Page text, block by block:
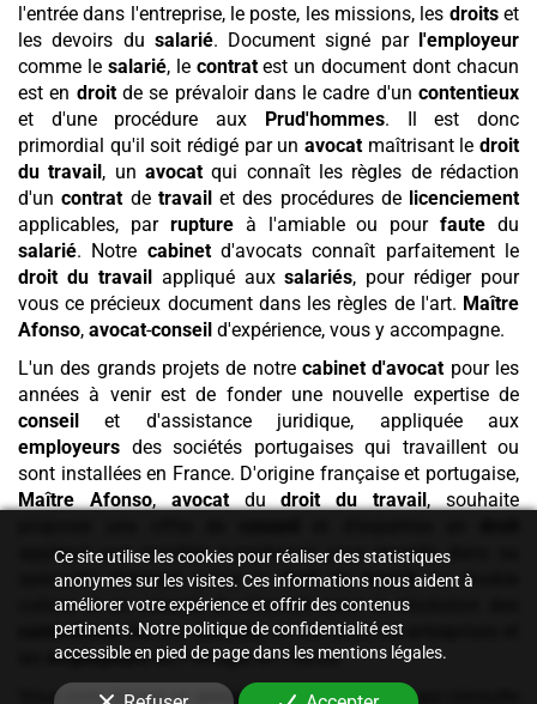
l'entrée dans l'entreprise, le poste, les missions, les droitset
les devoirs du salarié. Document signé par l'employeur
comme le salarié, le contratest un document dont chacun
est en droitde se prévaloir dans le cadre d'uncontentieux
et d'une procédure aux Prud'hommes. Il est donc
primordial qu'il soit rédigé par un avocat maîtrisant ledroit
du travail, unavocat qui connaît les règles de rédaction
d'uncontrat de travailet des procédures de licenciement
applicables, par ruptureà l'amiable ou pourfaute du
salarié. Notre cabinetd'avocats connaît parfaitement le
droit du travailappliqué auxsalariés, pour rédiger pour
vous ce précieux document dans les règles de l'art. Maître
Afonso, avocat-conseil d'expérience, vous y accompagne.
L'un des grands projets de notre cabinet d'avocat pour les
années à venir est de fonder une nouvelle expertise de
conseil et d'assistance juridique, appliquée aux
employeurs des sociétés portugaises qui travaillent ou
sont installées en France. D'origine française et portugaise,
Maître Afonso,avocatdudroit du travail, souhaite
appliqué aux sociétés lusophones pour investir, dans sa
spécialitéd'avocatqu'est ledroit du travail, sa double
culture et sa volonté de s'investir pour la résolution des
contentieuxliés auxcontrats, en lien avec les entreprises et
employeursdu Portugal en France.
Vous avez trouvé un
avocat en droit du travail qui consulte
Ce site utilise les cookies pour réaliser des statistiques
anonymes sur les visites. Ces informations nous aident à
améliorer votre expérience et offrir des contenus
pertinents. Notre politique de confidentialité est
accessible en pied de page dans les mentions légales.